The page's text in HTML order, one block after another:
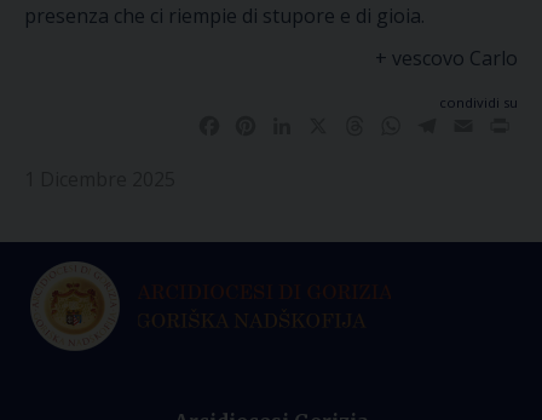
presenza che ci riempie di stupore e di gioia.
+ vescovo Carlo
condividi su